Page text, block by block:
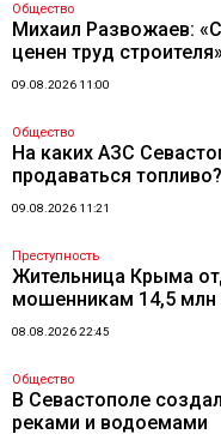
Общество
Михаил Развожаев:
ценен труд строителя»
09.08.2026 11:00
Общество
На каких АЗС
продаваться топливо?
09.08.2026 11:21
Преступность
Жительница Крыма
мошенникам 14,5 млн
08.08.2026 22:45
Общество
В Севастополе
реками и водоемами